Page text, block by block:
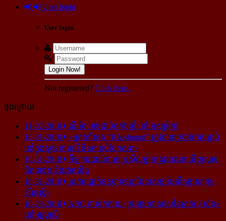
User login
User login
Login Now!
Not registered? Click here.
ចុងក្រោយ
11-02-2018
ណីម៉ា អាច​ជាប់​គុក​៦ឆ្នាំ នៅ​អេស្ប៉ាញ!
10-31-2018
«អ្នក​កាសែត "Khashoggi" ត្រូវ​បាន​ច្របាច់ក​សម្លាប់​
នៅ​ក្នុង​ស្ថាន​ភារធារី និង​កាត់​បំបែក​សព»
10-31-2018
កីឡាករ​បាល់ទាត់​ប្រេស៊ីល​ម្នាក់​ត្រូវ​បាន​រក​ឃើញ​ស្លាប់​
ជិត​ដាច់ក និង​ដាច់​លិង្គ
10-31-2018
រូបភាព​ធ្លាក់​ឧទ្ធម្ភាគចក្រ​ដែល​សម្លាប់​អតីត​ម្ចាស់​ក្រុម​
ឡីឆេស្ទ័រ
10-28-2018
ABC គាស់​កកាយ​«ទ្រព្យមហាសាល​នៃ​ត្រកូល ហ៊ុន»​
នៅ​អូស្ត្រាលី